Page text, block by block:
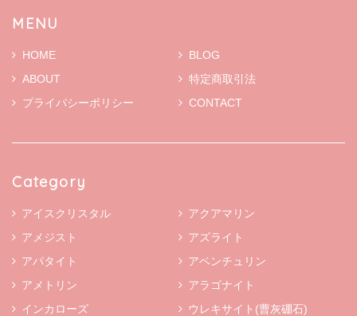
MENU
HOME
BLOG
ABOUT
特定商取引法
プライバシーポリシー
CONTACT
Category
アイスクリスタル
アクアマリン
アメジスト
アズライト
アパタイト
アベンチュリン
アメトリン
アラゴナイト
インカローズ
ウレキサイト(曹灰硼石)